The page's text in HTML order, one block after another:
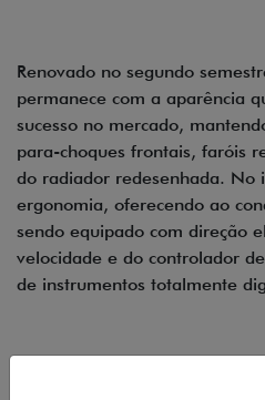
Renovado no segundo
permanece com a aparência
sucesso no mercado,
para-choques frontais, faróis
do radiador redesenhada. No
ergonomia, oferecendo ao
sendo equipado com direção
velocidade e do controlador
de instrumentos totalmente
O Fiat Scudo estará em